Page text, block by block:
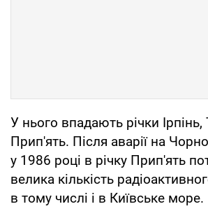
У нього впадають річки Ірпінь,
Прип'ять. Після аварії на
у 1986 році в річку Прип'ять
велика кількість
в тому числі і в Київське море.